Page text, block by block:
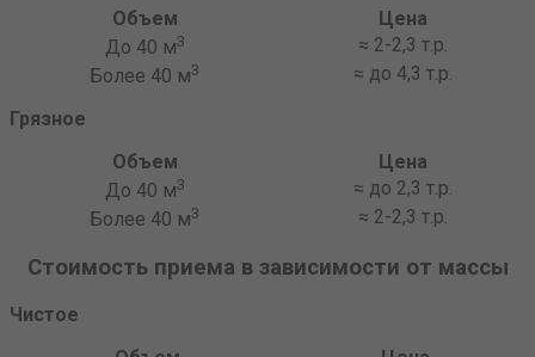
Объем
Цена
До 40 м3
≈ 2-2,3 т.р.
Более 40 м3
≈ до 4,3 т.р.
Грязное
Объем
Цена
До 40 м3
≈ до 2,3 т.р.
Более 40 м3 ≈ 2-2,3 т.р.
Стоимость приема в зависимости от массы
Чистое